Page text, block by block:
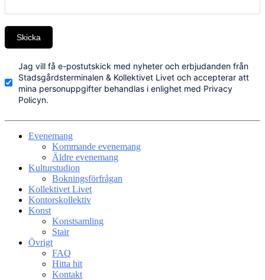
Skicka
Jag vill få e-postutskick med nyheter och erbjudanden från
Stadsgårdsterminalen & Kollektivet Livet och accepterar att
mina personuppgifter behandlas i enlighet med Privacy
Policyn.
Evenemang
Kommande evenemang
Äldre evenemang
Kulturstudion
Bokningsförfrågan
Kollektivet Livet
Kontorskollektiv
Konst
Konstsamling
Stair
Övrigt
FAQ
Hitta hit
Kontakt